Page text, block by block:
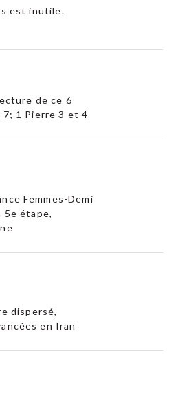
est inutile.
de ce 6
1 Pierre 3 et 4
Femmes-Demi
5e étape,
dispersé,
en Iran